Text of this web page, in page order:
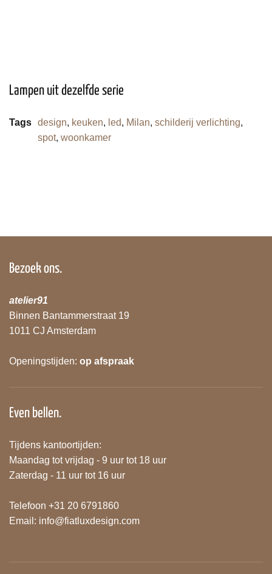
Lampen uit dezelfde serie
Tags design, keuken, led, Milan, schilderij verlichting,
spot, woonkamer
Bezoek ons.
atelier91
Binnen Bantammerstraat 19
1011 CJ Amsterdam
Openingstijden: op afspraak
Even bellen.
Tijdens kantoortijden:
Maandag tot vrijdag - 9 uur tot 18 uur
Zaterdag - 11 uur tot 16 uur
Telefoon +31 20 6791860
Email: info@fiatluxdesign.com